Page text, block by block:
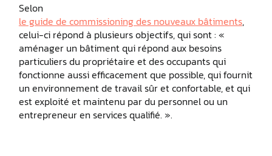
Selon
le guide de commissioning des nouveaux bâtiments,
celui-ci répond à plusieurs objectifs, qui sont : «
aménager un bâtiment qui répond aux besoins
particuliers du propriétaire et des occupants qui
fonctionne aussi efficacement que possible, qui fournit
un environnement de travail sûr et confortable, et qui
est exploité et maintenu par du personnel ou un
entrepreneur en services qualifié. ».